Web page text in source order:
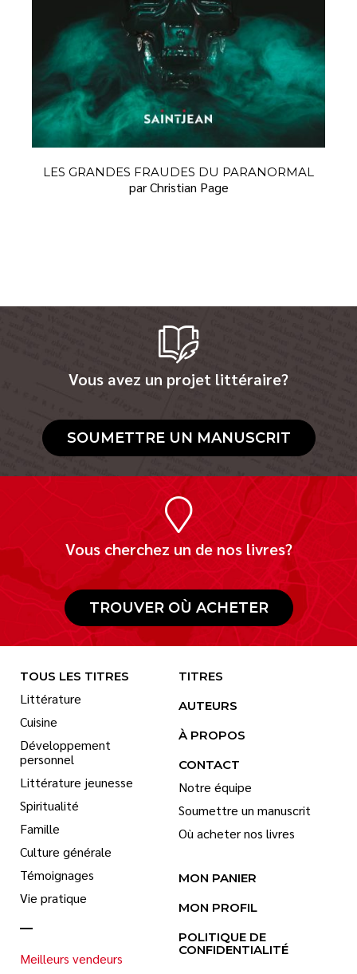
LES GRANDES FRAUDES DU PARANORMAL
par Christian Page
Vous avez un projet littéraire?
SOUMETTRE UN MANUSCRIT
Vous cherchez un de nos livres?
TROUVER OÙ ACHETER
TOUS LES TITRES
Littérature
Cuisine
Développement
personnel
Littérature jeunesse
Spiritualité
Famille
Culture générale
Témoignages
Vie pratique
Meilleurs vendeurs
TITRES
AUTEURS
À PROPOS
CONTACT
Notre équipe
Soumettre un manuscrit
Où acheter nos livres
MON PANIER
MON PROFIL
POLITIQUE DE
CONFIDENTIALITÉ